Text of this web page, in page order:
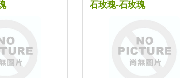
石玫瑰-石玫瑰